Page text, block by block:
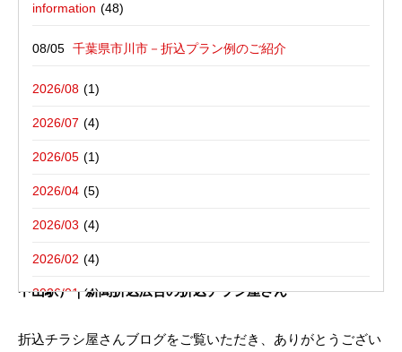
information
折込広告配布プラン
最近の投稿
千葉県市川市－折込プラン例のご紹介
千葉県松戸市－折込プラン例のご紹介
愛媛県松山市－折込プラン例のご紹介
栃木県宇都宮市－折込プラン例のご紹介
東京都八王子市－折込プラン例のご紹介
バックナンバー
2026/08
2026/07
2026/05
2026/04
2026/03
2026/02
2026/01
デザイン・チラシ・印刷・折込配布を
一括でお受けする折込チラシ屋さんブ
新聞折込チラシ配布 ご参考広告プラン （ 神奈川県／ JR
中山駅）｜新聞折込広告の折込チラシ屋さん
折込チラシ屋さんブログをご覧いただき、ありがとうござい